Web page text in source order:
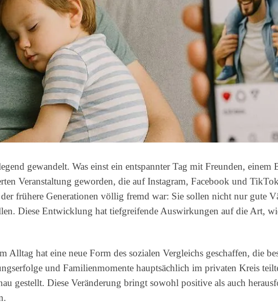
gewandelt. Was einst ein entspannter Tag mit Freunden,
Veranstaltung geworden, die auf Instagram, Facebook und
frühere Generationen völlig fremd war: Sie sollen nicht nur gute
Diese Entwicklung hat tiefgreifende Auswirkungen auf die Art,
Alltag hat eine neue Form des sozialen Vergleichs geschaffen, die
und Familienmomente hauptsächlich im privaten Kreis
gestellt. Diese Veränderung bringt sowohl positive als auch